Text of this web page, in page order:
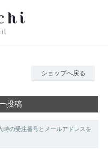
ショップへ戻る
投稿
時の受注番号とメールアドレスを